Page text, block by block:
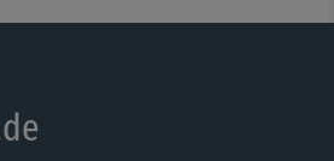
Platz rundherum. Achte